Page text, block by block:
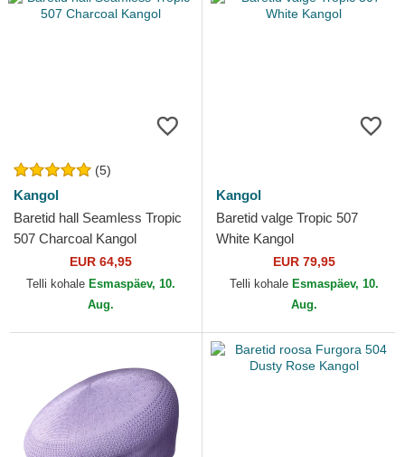
(5)
Kangol
Baretid hall Seamless Tropic
507 Charcoal Kangol
EUR 64,95
Telli kohale Esmaspäev, 10.
Aug.
Kangol
Baretid valge Tropic 507
White Kangol
EUR 79,95
Telli kohale Esmaspäev, 10.
Aug.